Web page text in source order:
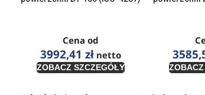
Cena od
3992,41 złnetto
ZOBACZ SZCZEGÓŁY